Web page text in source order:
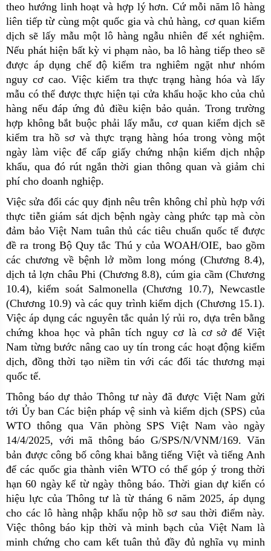
theo hướng linh hoạt và hợp lý hơn. Cứ mỗi năm lô hàng
liên tiếp từ cùng một quốc gia và chủ hàng, cơ quan kiểm
dịch sẽ lấy mẫu một lô hàng ngẫu nhiên để xét nghiệm.
Nếu phát hiện bất kỳ vi phạm nào, ba lô hàng tiếp theo sẽ
được áp dụng chế độ kiểm tra nghiêm ngặt như nhóm
nguy cơ cao. Việc kiểm tra thực trạng hàng hóa và lấy
mẫu có thể được thực hiện tại cửa khẩu hoặc kho của chủ
hàng nếu đáp ứng đủ điều kiện bảo quản. Trong trường
hợp không bắt buộc phải lấy mẫu, cơ quan kiểm dịch sẽ
kiểm tra hồ sơ và thực trạng hàng hóa trong vòng một
ngày làm việc để cấp giấy chứng nhận kiểm dịch nhập
khẩu, qua đó rút ngắn thời gian thông quan và giảm chi
phí cho doanh nghiệp.
Việc sửa đổi các quy định nêu trên không chỉ phù hợp với
thực tiễn giám sát dịch bệnh ngày càng phức tạp mà còn
đảm bảo Việt Nam tuân thủ các tiêu chuẩn quốc tế được
đề ra trong Bộ Quy tắc Thú y của WOAH/OIE, bao gồm
các chương về bệnh lở mồm long móng (Chương 8.4),
dịch tả lợn châu Phi (Chương 8.8), cúm gia cầm (Chương
10.4), kiểm soát Salmonella (Chương 10.7), Newcastle
(Chương 10.9) và các quy trình kiểm dịch (Chương 15.1).
Việc áp dụng các nguyên tắc quản lý rủi ro, dựa trên bằng
chứng khoa học và phân tích nguy cơ là cơ sở để Việt
Nam từng bước nâng cao uy tín trong các hoạt động kiểm
dịch, đồng thời tạo niềm tin với các đối tác thương mại
quốc tế.
Thông báo dự thảo Thông tư này đã được Việt Nam gửi
tới Ủy ban Các biện pháp vệ sinh và kiểm dịch (SPS) của
WTO thông qua Văn phòng SPS Việt Nam vào ngày
14/4/2025, với mã thông báo G/SPS/N/VNM/169. Văn
bản được công bố công khai bằng tiếng Việt và tiếng Anh
để các quốc gia thành viên WTO có thể góp ý trong thời
hạn 60 ngày kể từ ngày thông báo. Thời gian dự kiến có
hiệu lực của Thông tư là từ tháng 6 năm 2025, áp dụng
cho các lô hàng nhập khẩu nộp hồ sơ sau thời điểm này.
Việc thông báo kịp thời và minh bạch của Việt Nam là
minh chứng cho cam kết tuân thủ đầy đủ nghĩa vụ minh